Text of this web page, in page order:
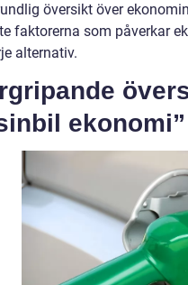
översikt över
faktorerna som påverkar
alternativ.
ekonomi”